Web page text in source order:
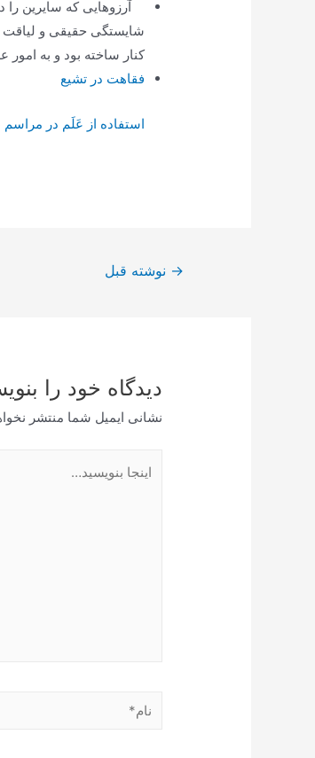
آرزوهایی که سایرین
شایستگی حقیقی و لیاقت
کنار ساخته بود و به
فقاهت در تشیع
استفاده از عَلَم در
→ نوشته قبل
دیدگاه‌ خود را
نشانی ایمیل شما منتشر
بنویسید…
نام*